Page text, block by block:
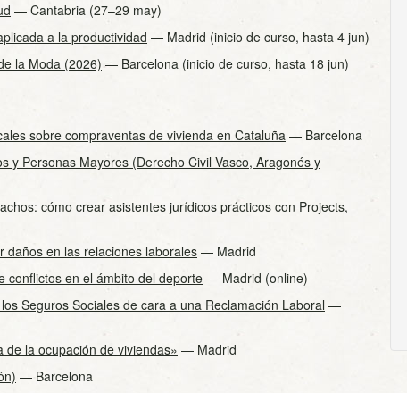
— Cantabria (27–29 may)
a la productividad — Madrid (inicio de curso, hasta 4 jun)
la Moda (2026) — Barcelona (inicio de curso, hasta 18 jun)
sobre compraventas de vivienda en Cataluña — Barcelona
y Personas Mayores (Derecho Civil Vasco, Aragonés y
cómo crear asistentes jurídicos prácticos con Projects,
daños en las relaciones laborales— Madrid
conflictos en el ámbito del deporte — Madrid (online)
Seguros Sociales de cara a una Reclamación Laboral —
la ocupación de viviendas» — Madrid
— Barcelona